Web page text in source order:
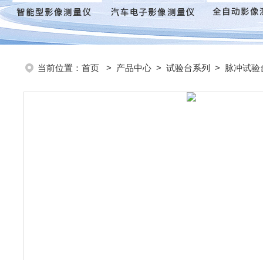
当前位置： 首页 > 产品中心 > 试验台系列 > 脉冲试验